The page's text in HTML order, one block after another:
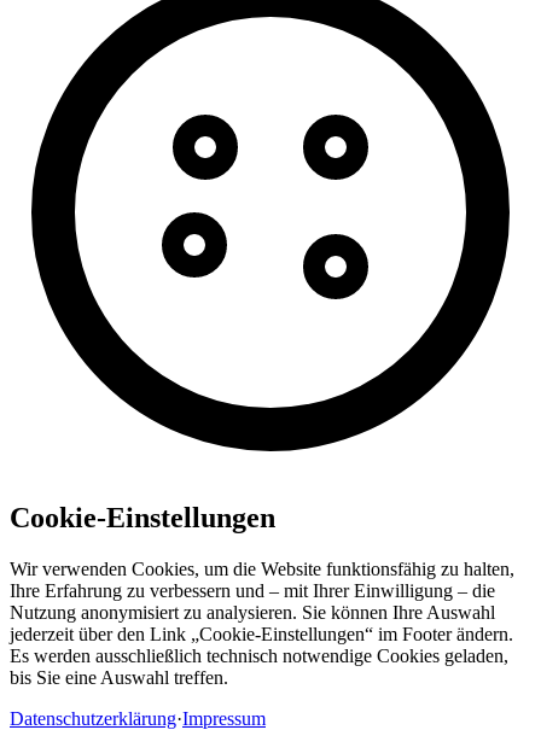
Cookie-Einstellungen
Wir verwenden Cookies, um die Website funktionsfähig zu halten,
Ihre Erfahrung zu verbessern und – mit Ihrer Einwilligung – die
Nutzung anonymisiert zu analysieren. Sie können Ihre Auswahl
jederzeit über den Link „Cookie-Einstellungen“ im Footer ändern.
Es werden ausschließlich technisch notwendige Cookies geladen,
bis Sie eine Auswahl treffen.
Datenschutzerklärung·Impressum